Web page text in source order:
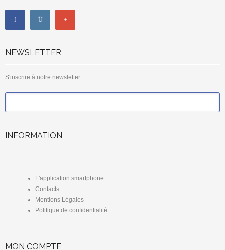
NEWSLETTER
S'inscrire à notre newsletter
INFORMATION
L'application smartphone
Contacts
Mentions Légales
Politique de confidentialité
MON COMPTE